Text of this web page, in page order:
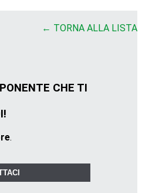
← TORNA ALLA LISTA
CHE TI
.